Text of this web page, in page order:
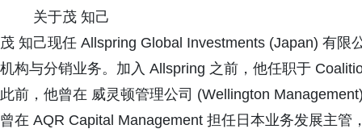
关于茂 知己
茂 知己现任 Allspring Global Investments (Japan) 有
机构与分销业务。加入 Allspring 之前，他任职于
此前，他曾在 威灵顿管理公司 (Wellington
曾在 AQR Capital Management 担任日本业务发展主